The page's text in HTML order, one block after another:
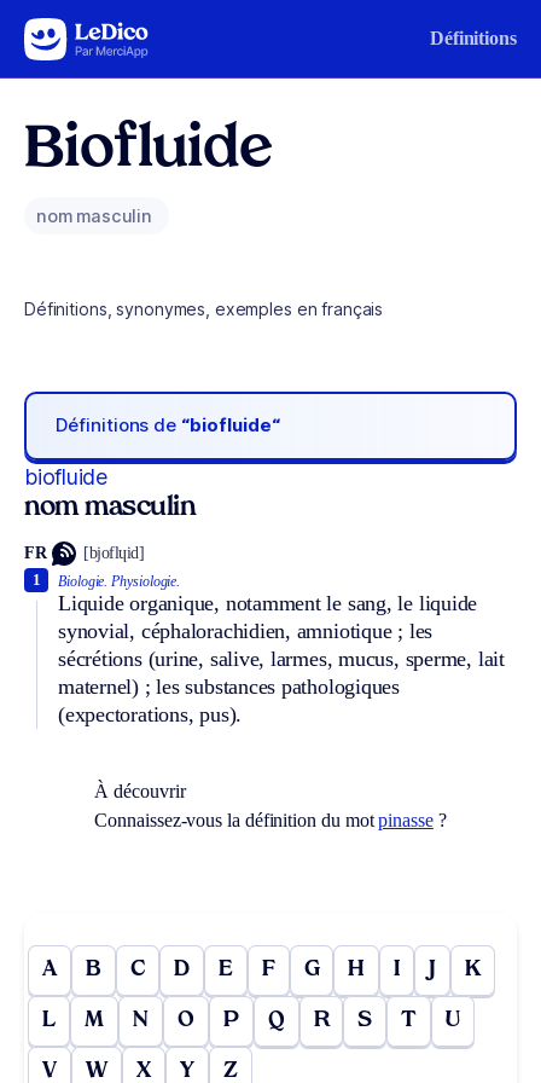
Aller au contenu Définitions
Biofluide
nom masculin
Définitions, synonymes, exemples en français
Définitions de “biofluide“
biofluide
nom masculin
FR [bjoflɥid]
Biologie. Physiologie.
Liquide organique, notamment le sang, le liquide
synovial, céphalorachidien, amniotique ; les
sécrétions (urine, salive, larmes, mucus, sperme, lait
maternel) ; les substances pathologiques
(expectorations, pus).
1
À découvrir
Connaissez-vous la définition du motpinasse?
A B C D E F G H I J K
L M N O P Q R S T U
V W X Y Z